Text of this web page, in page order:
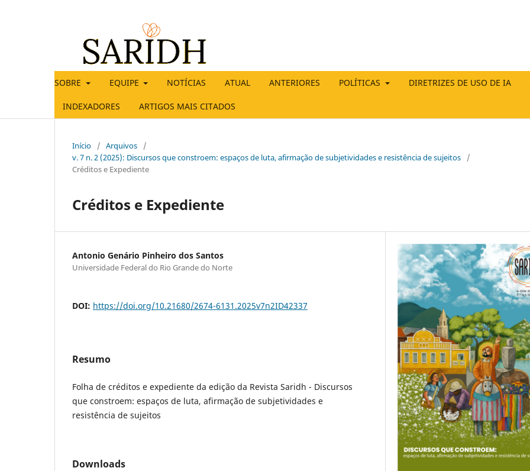
SOBRE EQUIPE NOTÍCIAS ATUAL ANTERIORES POLÍTICAS DIRETRIZES DE USO DE IA
INDEXADORES ARTIGOS MAIS CITADOS
Início / Arquivos
/
v. 7 n. 2 (2025): Discursos que constroem: espaços de luta, afirmação de subjetividades e resistência de sujeitos
/
Créditos e Expediente
Créditos e Expediente
Antonio Genário Pinheiro dos Santos
Universidade Federal do Rio Grande do Norte
DOI: https://doi.org/10.21680/2674-6131.2025v7n2ID42337
Resumo
Folha de créditos e expediente da edição da Revista Saridh - Discursos
que constroem: espaços de luta, afirmação de subjetividades e
resistência de sujeitos
Downloads